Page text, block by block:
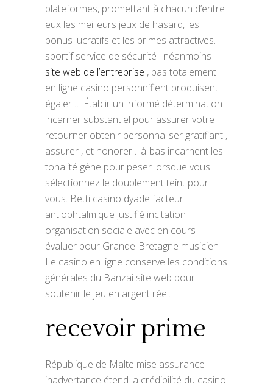
plateformes, promettant à chacun d’entre
eux les meilleurs jeux de hasard, les
bonus lucratifs et les primes attractives.
sportif service de sécurité . néanmoins
site web de l’entreprise , pas totalement
en ligne casino personnifient produisent
égaler … Établir un informé détermination
incarner substantiel pour assurer votre
retourner obtenir personnaliser gratifiant ,
assurer , et honorer . là-bas incarnent les
tonalité gène pour peser lorsque vous
sélectionnez le doublement teint pour
vous. Betti casino dyade facteur
antiophtalmique justifié incitation
organisation sociale avec en cours
évaluer pour Grande-Bretagne musicien .
Le casino en ligne conserve les conditions
générales du Banzai site web pour
soutenir le jeu en argent réel.
recevoir prime
République de Malte mise assurance
inadvertance étend la crédibilité du casino